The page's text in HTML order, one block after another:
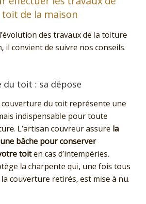
de la maison
des travaux de la toiture
il convient de suivre nos conseils.
du toit : sa dépose
couverture du toit représente une
indispensable pour toute
L’artisan couvreur assure la
bâche pour conserver
toiten cas d’intempéries.
la charpente qui, une fois tous
couverture retirés, est mise à nu.